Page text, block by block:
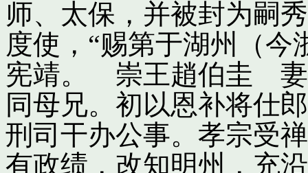
师、太保，并被封为嗣
度使，“赐第于湖州（今
宪靖。 崇王趙伯圭 妻
同母兄。初以恩补将仕
刑司干办公事。孝宗受
有政绩，改知明州，充